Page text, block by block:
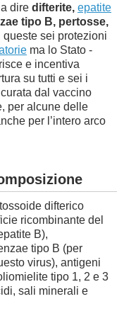
dire difterite, epatite
tipo B, pertosse,
queste sei protezioni
ma lo Stato -
e incentiva
su tutti e sei i
dal vaccino
per alcune delle
per l’intero arco
difterico
ricombinante del
B),
tipo B (per
virus), antigeni
tipo 1, 2 e 3
sali minerali e